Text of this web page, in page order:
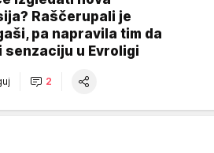
Raščerupali je
pa napravila tim da
senzaciju u Evroligi
2